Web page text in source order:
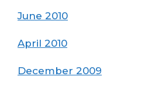
June 2010
April 2010
December 2009